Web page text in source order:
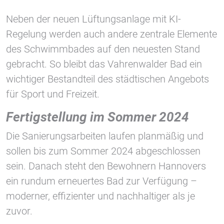
Neben der neuen Lüftungsanlage mit KI-
Regelung werden auch andere zentrale Elemente
des Schwimmbades auf den neuesten Stand
gebracht. So bleibt das Vahrenwalder Bad ein
wichtiger Bestandteil des städtischen Angebots
für Sport und Freizeit.
Fertigstellung im Sommer 2024
Die Sanierungsarbeiten laufen planmäßig und
sollen bis zum Sommer 2024 abgeschlossen
sein. Danach steht den Bewohnern Hannovers
ein rundum erneuertes Bad zur Verfügung –
moderner, effizienter und nachhaltiger als je
zuvor.